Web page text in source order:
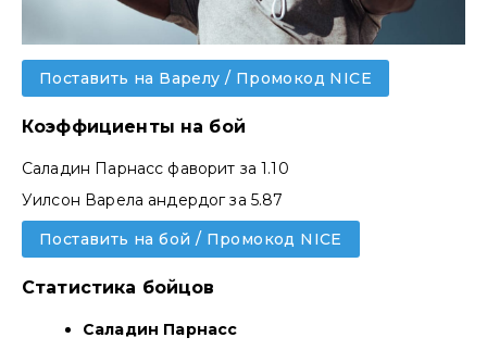
Поставить на Варелу / Промокод NICE
Коэффициенты на бой
Саладин Парнасс фаворит за 1.10
Уилсон Варела андердог за 5.87
Поставить на бой / Промокод NICE
Статистика бойцов
Саладин Парнасс